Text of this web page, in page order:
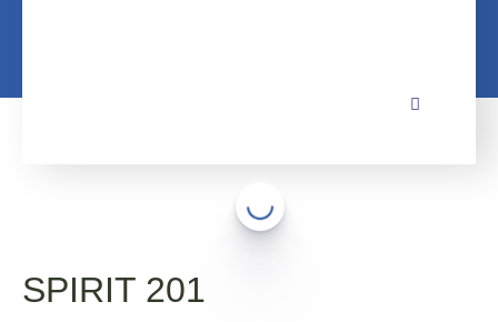
SPIRIT 201